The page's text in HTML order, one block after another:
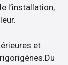
l’installation,
et